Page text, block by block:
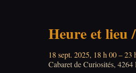
Heure et lieu
18 sept. 2025, 18 h 00 – 23
Cabaret de Curiosités,